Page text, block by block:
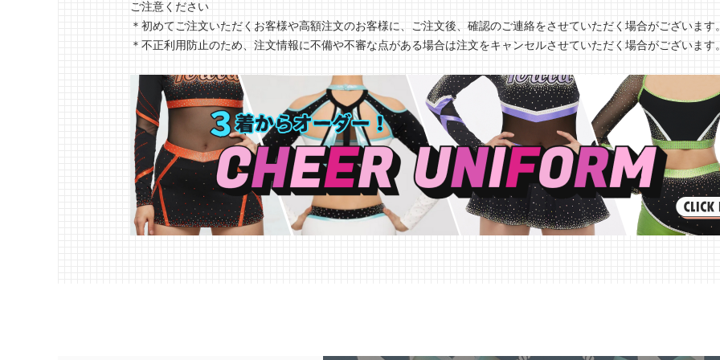
ご注意ください
＊初めてご注文いただくお客様や高額注文のお客様に、ご注文後、確認のご連絡をさせていただく場合がございます
＊不正利用防止のため、注文情報に不備や不審な点がある場合は注文をキャンセルさせていただく場合がございます